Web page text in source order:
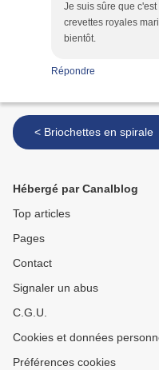
Je suis sûre que
crevettes royales
bientôt.
Répondre
< Briochettes en spirale
Hébergé par Canalblog
Top articles
Pages
Contact
Signaler un abus
C.G.U.
Cookies et données
Préférences cookies